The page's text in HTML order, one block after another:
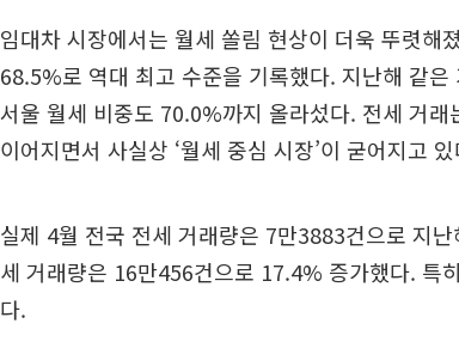
임대차 시장에서는 월세 쏠림 현상이 더욱 뚜렷해
68.5%로 역대 최고 수준을 기록했다. 지난해 같
서울 월세 비중도 70.0%까지 올라섰다. 전세 거
이어지면서 사실상 ‘월세 중심 시장’이 굳어지고
실제 4월 전국 전세 거래량은 7만3883건으로 지
세 거래량은 16만456건으로 17.4% 증가했다. 특
다.